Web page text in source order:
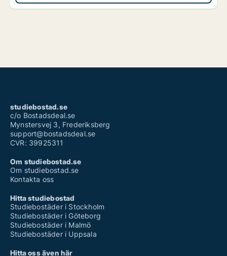
studiebostad.se
c/o Bostadsdeal.se
Mynstersvej 3, Frederiksberg
support@bostadsdeal.se
CVR: 39925311
Om studiebostad.se
Om studiebostad.se
Kontakta oss
Hitta studiebostad
Studiebostäder i Stockholm
Studiebostäder i Göteborg
Studiebostäder i Malmö
Studiebostäder i Uppsala
Hitta oss även här